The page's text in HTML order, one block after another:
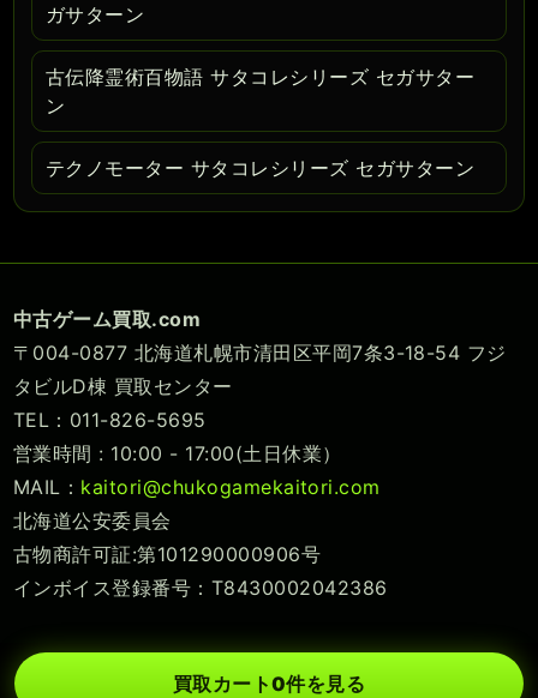
ガサターン
古伝降霊術百物語 サタコレシリーズ セガサター
ン
テクノモーター サタコレシリーズ セガサターン
中古ゲーム買取.com
〒004-0877 北海道札幌市清田区平岡7条3-18-54 フジ
タビルD棟 買取センター
TEL：011-826-5695
営業時間 : 10:00 - 17:00(土日休業）
MAIL： kaitori@chukogamekaitori.com
北海道公安委員会
古物商許可証:第101290000906号
インボイス登録番号：T8430002042386
買取カート0件を見る